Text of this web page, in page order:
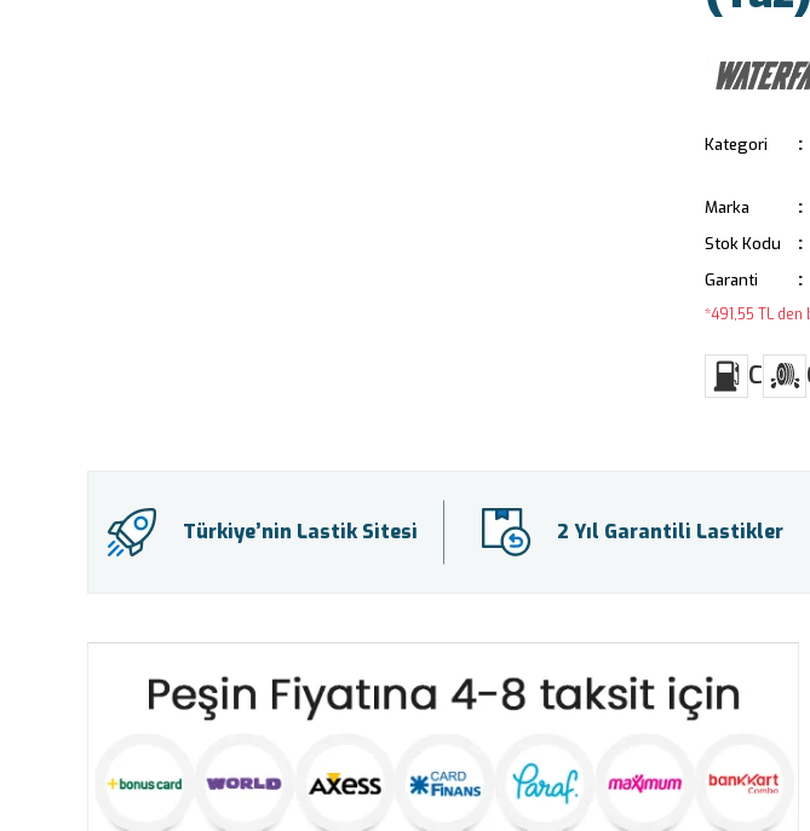
Kategori
Marka
Stok Kodu
Garanti
*491,55 TL
C
Türkiye’nin Lastik Sitesi 2 Yıl Garantili Lastikler